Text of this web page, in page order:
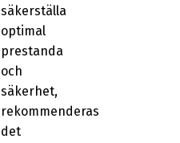
säkerställa
optimal
prestanda
och
säkerhet,
rekommenderas
det